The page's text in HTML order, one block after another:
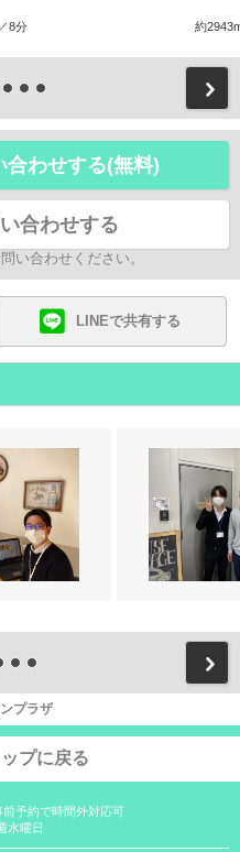
8分 約
合わせする(無料)
合わせする
い合わせください。
LINEで共有する
プラザ
プに戻る
予約で時間外対応可
水曜日